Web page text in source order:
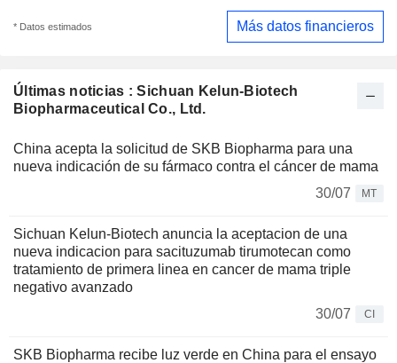
Últimas noticias : Sichuan Kelun-Biotech
Biopharmaceutical Co., Ltd.
China acepta la solicitud de SKB Biopharma para una
nueva indicación de su fármaco contra el cáncer de mama
30/07
MT
Sichuan Kelun-Biotech anuncia la aceptacion de una
nueva indicacion para sacituzumab tirumotecan como
tratamiento de primera linea en cancer de mama triple
negativo avanzado
30/07
CI
SKB Biopharma recibe luz verde en China para el ensayo
* Datos estimados Más datos financieros